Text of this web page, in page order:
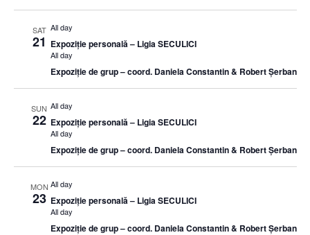
SAT
21
All day
Expoziție personală – Ligia SECULICI
All day
Expoziție de grup – coord. Daniela Constantin & Robert Șerban
SUN
22
All day
Expoziție personală – Ligia SECULICI
All day
Expoziție de grup – coord. Daniela Constantin & Robert Șerban
MON
23
All day
Expoziție personală – Ligia SECULICI
All day
Expoziție de grup – coord. Daniela Constantin & Robert Șerban